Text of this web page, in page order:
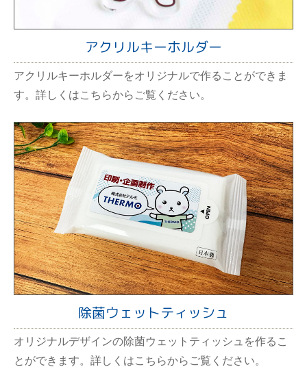
アクリルキーホルダー
アクリルキーホルダーをオリジナルで作ることができま
す。詳しくはこちらからご覧ください。
除菌ウェットティッシュ
オリジナルデザインの除菌ウェットティッシュを作るこ
とができます。詳しくはこちらからご覧ください。